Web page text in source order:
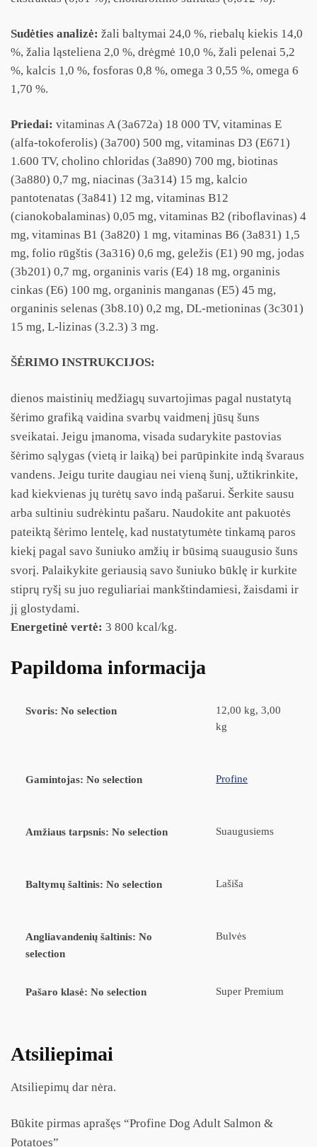
Sudėties analizė: žali baltymai 24,0 %, riebalų kiekis 14,0
%, žalia ląsteliena 2,0 %, drėgmė 10,0 %, žali pelenai 5,2
%, kalcis 1,0 %, fosforas 0,8 %, omega 3 0,55 %, omega 6
1,70 %.
Priedai: vitaminas A (3a672a) 18 000 TV, vitaminas E
(alfa-tokoferolis) (3a700) 500 mg, vitaminas D3 (E671)
1.600 TV, cholino chloridas (3a890) 700 mg, biotinas
(3a880) 0,7 mg, niacinas (3a314) 15 mg, kalcio
pantotenatas (3a841) 12 mg, vitaminas B12
(cianokobalaminas) 0,05 mg, vitaminas B2 (riboflavinas) 4
mg, vitaminas B1 (3a820) 1 mg, vitaminas B6 (3a831) 1,5
mg, folio rūgštis (3a316) 0,6 mg, geležis (E1) 90 mg, jodas
(3b201) 0,7 mg, organinis varis (E4) 18 mg, organinis
cinkas (E6) 100 mg, organinis manganas (E5) 45 mg,
organinis selenas (3b8.10) 0,2 mg, DL-metioninas (3c301)
15 mg, L-lizinas (3.2.3) 3 mg.
ŠĖRIMO INSTRUKCIJOS:
dienos maistinių medžiagų suvartojimas pagal nustatytą
šėrimo grafiką vaidina svarbų vaidmenį jūsų šuns
sveikatai. Jeigu įmanoma, visada sudarykite pastovias
šėrimo sąlygas (vietą ir laiką) bei parūpinkite indą švaraus
vandens. Jeigu turite daugiau nei vieną šunį, užtikrinkite,
kad kiekvienas jų turėtų savo indą pašarui. Šerkite sausu
arba sultiniu sudrėkintu pašaru. Naudokite ant pakuotės
pateiktą šėrimo lentelę, kad nustatytumėte tinkamą paros
kiekį pagal savo šuniuko amžių ir būsimą suaugusio šuns
svorį. Palaikykite geriausią savo šuniuko būklę ir kurkite
stiprų ryšį su juo reguliariai mankštindamiesi, žaisdami ir
jį glostydami.
Energetinė vertė: 3 800 kcal/kg.
Papildoma informacija
Svoris: No selection
12,00 kg, 3,00
kg
Gamintojas: No selection Profine
Amžiaus tarpsnis: No selection Suaugusiems
Baltymų šaltinis: No selection Lašiša
Angliavandenių šaltinis: No
selection
Bulvės
Pašaro klasė: No selection Super Premium
Atsiliepimai
Atsiliepimų dar nėra.
Būkite pirmas aprašęs “Profine Dog Adult Salmon &
Potatoes”